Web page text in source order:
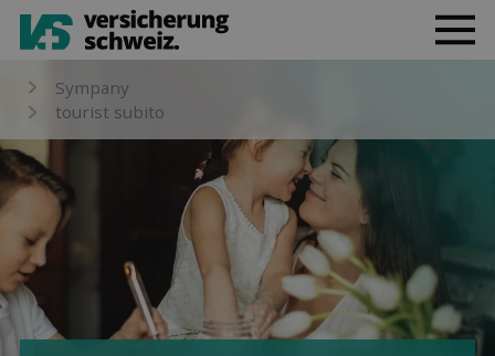
Sympany
tourist subito